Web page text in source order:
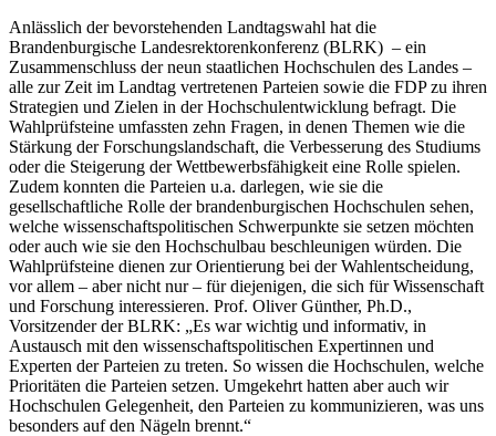
Anlässlich der bevorstehenden Landtagswahl hat die
Brandenburgische Landesrektorenkonferenz (BLRK) – ein
Zusammenschluss der neun staatlichen Hochschulen des Landes –
alle zur Zeit im Landtag vertretenen Parteien sowie die FDP zu ihren
Strategien und Zielen in der Hochschulentwicklung befragt. Die
Wahlprüfsteine umfassten zehn Fragen, in denen Themen wie die
Stärkung der Forschungslandschaft, die Verbesserung des Studiums
oder die Steigerung der Wettbewerbsfähigkeit eine Rolle spielen.
Zudem konnten die Parteien u.a. darlegen, wie sie die
gesellschaftliche Rolle der brandenburgischen Hochschulen sehen,
welche wissenschaftspolitischen Schwerpunkte sie setzen möchten
oder auch wie sie den Hochschulbau beschleunigen würden. Die
Wahlprüfsteine dienen zur Orientierung bei der Wahlentscheidung,
vor allem – aber nicht nur – für diejenigen, die sich für Wissenschaft
und Forschung interessieren. Prof. Oliver Günther, Ph.D.,
Vorsitzender der BLRK: „Es war wichtig und informativ, in
Austausch mit den wissenschaftspolitischen Expertinnen und
Experten der Parteien zu treten. So wissen die Hochschulen, welche
Prioritäten die Parteien setzen. Umgekehrt hatten aber auch wir
Hochschulen Gelegenheit, den Parteien zu kommunizieren, was uns
besonders auf den Nägeln brennt.“